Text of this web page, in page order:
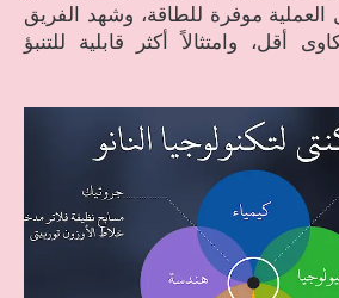
موفرة للطاقة، وشهد الفريق
أقل، وامتثالاً أكثر قابلية للتنبؤ